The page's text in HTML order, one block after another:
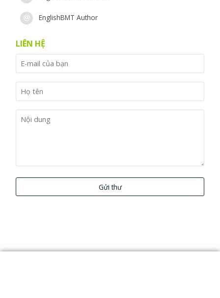
EnglishBMT Author
LIÊN HỆ
Gửi thư